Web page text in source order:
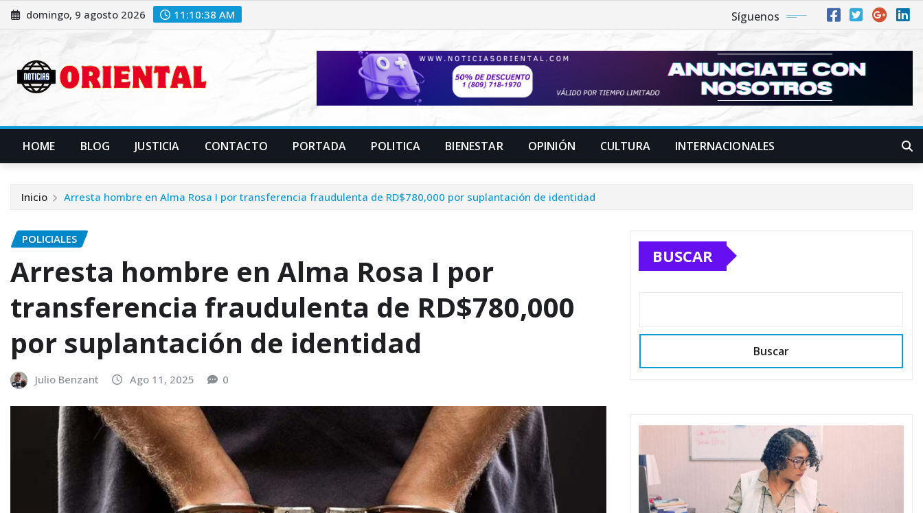
Saltar
al
domingo, 9 agosto 2026 11:10:40 AM Síguenos
HOME BLOG JUSTICIA CONTACTO PORTADA POLITICA BIENESTAR OPINIÓN CULTURA INTERNACIONALES
Inicio Arresta hombre en Alma Rosa I por transferencia fraudulenta de RD$780,000 por suplantación de identidad
POLICIALES
Arresta hombre en Alma Rosa I por
transferencia fraudulenta de RD$780,000
por suplantación de identidad
Julio Benzant Ago 11, 2025 0
BUSCAR
Buscar